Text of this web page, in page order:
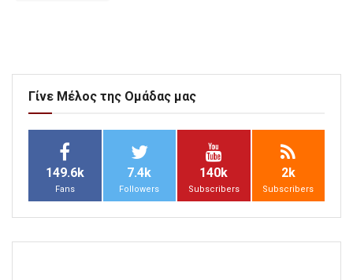
Γίνε Μέλος της Ομάδας μας
149.6k
Fans
7.4k
Followers
140k
Subscribers
2k
Subscribers